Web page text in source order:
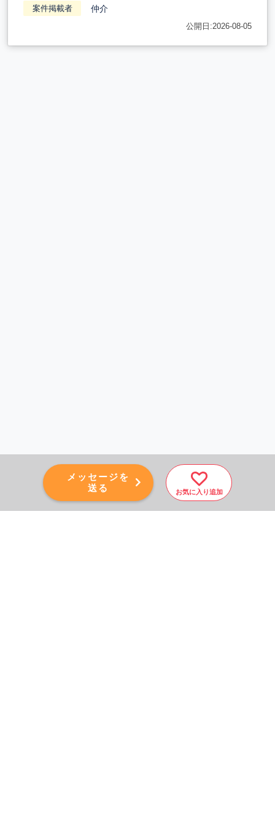
メッセージを
送る
お気に入り追加
案件掲載者 仲介
公開日:2026-08-05